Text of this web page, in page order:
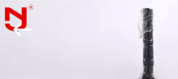
Shanghai
Songjiang
Jingning
Shock